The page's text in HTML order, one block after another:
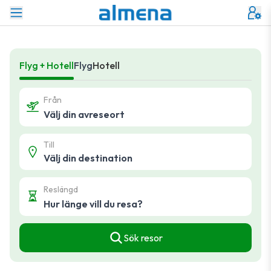
Flyg + HotellFlygHotell
Från
Till
Reslängd
Sök resor